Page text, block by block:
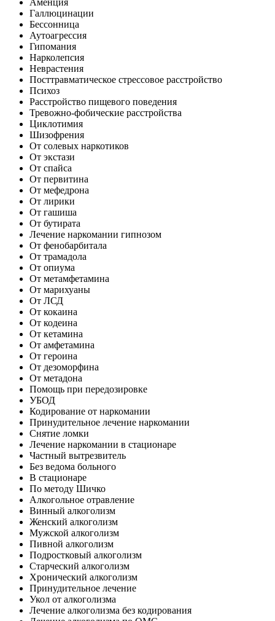
Галлюцинации
Бессонница
Аутоагрессия
Гипомания
Нарколепсия
Неврастения
Посттравматическое стрессовое расстройство
Психоз
Расстройство пищевого поведения
Тревожно-фобические расстройства
Циклотимия
Шизофрения
От солевых наркотиков
От экстази
От спайса
От первитина
От мефедрона
От лирики
От гашиша
От бутирата
Лечение наркомании гипнозом
От фенобарбитала
От трамадола
От опиума
От метамфетамина
От марихуаны
От ЛСД
От кокаина
От кодеина
От кетамина
От амфетамина
От героина
От дезоморфина
От метадона
Помощь при передозировке
УБОД
Кодирование от наркомании
Принудительное лечение наркомании
Снятие ломки
Лечение наркомании в стационаре
Частный вытрезвитель
Без ведома больного
В стационаре
По методу Шичко
Алкогольное отравление
Винный алкоголизм
Женский алкоголизм
Мужской алкоголизм
Пивной алкоголизм
Подростковый алкоголизм
Старческий алкоголизм
Хронический алкоголизм
Принудительное лечение
Укол от алкоголизма
Лечение алкоголизма без кодирования